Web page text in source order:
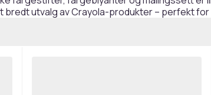
bredt utvalg av Crayola-produkter – perfekt